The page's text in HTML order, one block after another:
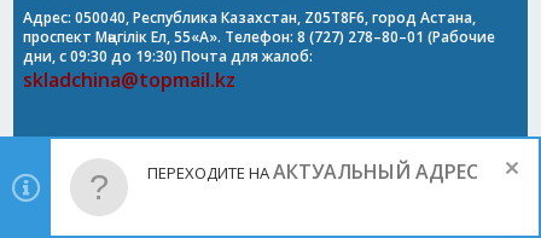
Адрес: 050040, Республика Казахстан, Z05T8F6, город Астана,
проспект Мәңгілік Ел, 55«А». Телефон: 8 (727) 278–80–01 (Рабочие
дни, с 09:30 до 19:30) Почта для жалоб:
skladchina@topmail.kz
ПЕРЕХОДИТЕ НААКТУАЛЬНЫЙ АДРЕС